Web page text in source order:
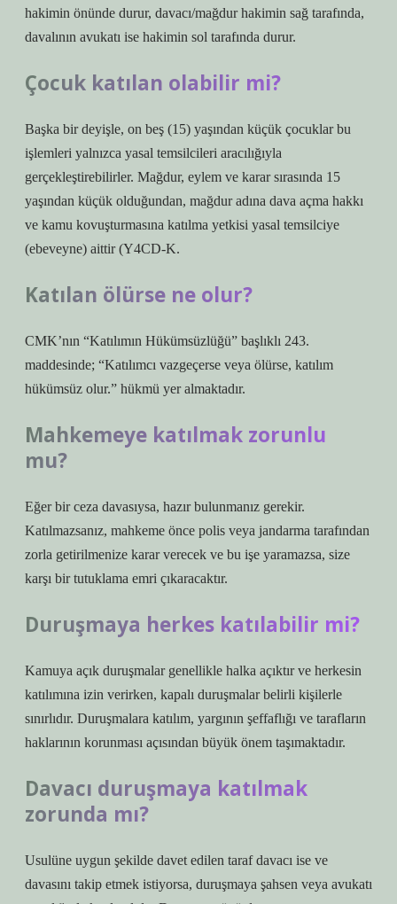
hakimin önünde durur, davacı/mağdur hakimin sağ tarafında,
davalının avukatı ise hakimin sol tarafında durur.
Çocuk katılan olabilir mi?
Başka bir deyişle, on beş (15) yaşından küçük çocuklar bu
işlemleri yalnızca yasal temsilcileri aracılığıyla
gerçekleştirebilirler. Mağdur, eylem ve karar sırasında 15
yaşından küçük olduğundan, mağdur adına dava açma hakkı
ve kamu kovuşturmasına katılma yetkisi yasal temsilciye
(ebeveyne) aittir (Y4CD-K.
Katılan ölürse ne olur?
CMK’nın “Katılımın Hükümsüzlüğü” başlıklı 243.
maddesinde; “Katılımcı vazgeçerse veya ölürse, katılım
hükümsüz olur.” hükmü yer almaktadır.
Mahkemeye katılmak zorunlu
mu?
Eğer bir ceza davasıysa, hazır bulunmanız gerekir.
Katılmazsanız, mahkeme önce polis veya jandarma tarafından
zorla getirilmenize karar verecek ve bu işe yaramazsa, size
karşı bir tutuklama emri çıkaracaktır.
Duruşmaya herkes katılabilir mi?
Kamuya açık duruşmalar genellikle halka açıktır ve herkesin
katılımına izin verirken, kapalı duruşmalar belirli kişilerle
sınırlıdır. Duruşmalara katılım, yargının şeffaflığı ve tarafların
haklarının korunması açısından büyük önem taşımaktadır.
Davacı duruşmaya katılmak
zorunda mı?
Usulüne uygun şekilde davet edilen taraf davacı ise ve
davasını takip etmek istiyorsa, duruşmaya şahsen veya avukatı